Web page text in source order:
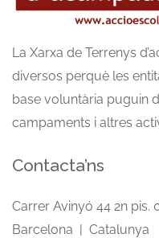
La Xarxa de Terrenys
diversos perquè les
base voluntària puguin
campaments i altres
Contacta’ns
Carrer Avinyó 44 2n pis.
Barcelona | Catalunya